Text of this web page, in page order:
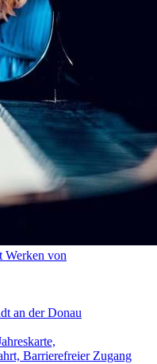
Werken von
an der Donau
Barrierefreier Zugang